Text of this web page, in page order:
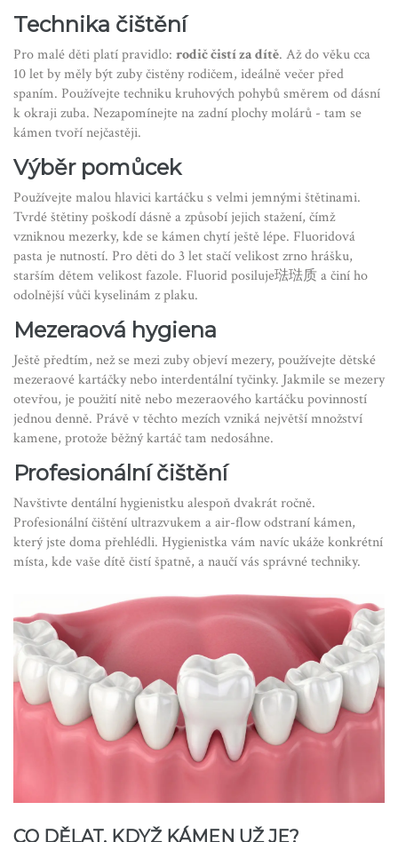
Technika čištění
Pro malé děti platí pravidlo: rodič čistí za dítě. Až do věku cca
10 let by měly být zuby čistěny rodičem, ideálně večer před
spaním. Používejte techniku kruhových pohybů směrem od dásní
k okraji zuba. Nezapomínejte na zadní plochy molárů - tam se
kámen tvoří nejčastěji.
Výběr pomůcek
Používejte malou hlavici kartáčku s velmi jemnými štětinami.
Tvrdé štětiny poškodí dásně a způsobí jejich stažení, čímž
vzniknou mezerky, kde se kámen chytí ještě lépe. Fluoridová
pasta je nutností. Pro děti do 3 let stačí velikost zrno hrášku,
starším dětem velikost fazole. Fluorid posiluje琺琺质 a činí ho
odolnější vůči kyselinám z plaku.
Mezeraová hygiena
Ještě předtím, než se mezi zuby objeví mezery, používejte dětské
mezeraové kartáčky nebo interdentální tyčinky. Jakmile se mezery
otevřou, je použití nitě nebo mezeraového kartáčku povinností
jednou denně. Právě v těchto mezích vzniká největší množství
kamene, protože běžný kartáč tam nedosáhne.
Profesionální čištění
Navštivte dentální hygienistku alespoň dvakrát ročně.
Profesionální čištění ultrazvukem a air-flow odstraní kámen,
který jste doma přehlédli. Hygienistka vám navíc ukáže konkrétní
místa, kde vaše dítě čistí špatně, a naučí vás správné techniky.
CO DĚLAT, KDYŽ KÁMEN UŽ JE?